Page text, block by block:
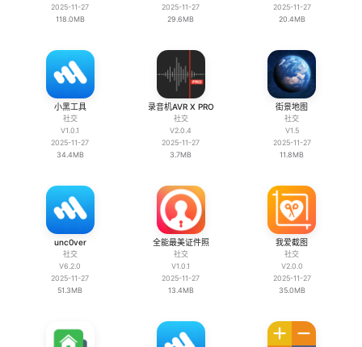
2025-11-27
118.0MB
2025-11-27
29.6MB
2025-11-27
20.4MB
小黑工具
社交
V1.0.1
2025-11-27
34.4MB
录音机AVR X PRO
社交
V2.0.4
2025-11-27
3.7MB
街景地图
社交
V1.5
2025-11-27
11.8MB
unc0ver
社交
V6.2.0
2025-11-27
51.3MB
全能最美证件照
社交
V1.0.1
2025-11-27
13.4MB
我爱截图
社交
V2.0.0
2025-11-27
35.0MB